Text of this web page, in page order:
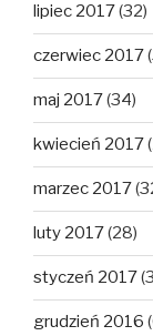
lipiec 2017(32)
czerwiec 2017
maj 2017(34)
kwiecień 2017
marzec 2017
luty 2017(28)
styczeń 2017
grudzień 2016